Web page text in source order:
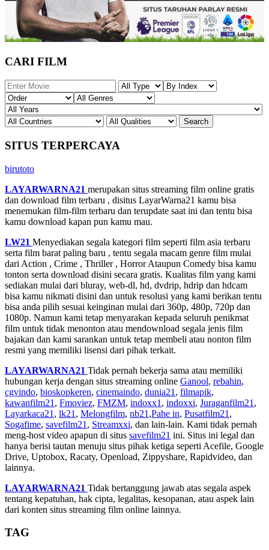
CARI FILM
SITUS TERPERCAYA
birutoto
LAYARWARNA21 merupakan situs streaming film online gratis
dan download film terbaru , disitus LayarWarna21 kamu bisa
menemukan film-film terbaru dan terupdate saat ini dan tentu bisa
kamu download kapan pun kamu mau.
LW21 Menyediakan segala kategori film seperti film asia terbaru
serta film barat paling baru , tentu segala macam genre film mulai
dari Action , Crime , Thriller , Horror Ataupun Comedy bisa kamu
tonton serta download disini secara gratis. Kualitas film yang kami
sediakan mulai dari bluray, web-dl, hd, dvdrip, hdrip dan hdcam
bisa kamu nikmati disini dan untuk resolusi yang kami berikan tentu
bisa anda pilih sesuai keinginan mulai dari 360p, 480p, 720p dan
1080p. Namun kami tetap menyarakan kepada seluruh penikmat
film untuk tidak menonton atau mendownload segala jenis film
bajakan dan kami sarankan untuk tetap membeli atau nonton film
resmi yang memiliki lisensi dari pihak terkait.
LAYARWARNA21 Tidak pernah bekerja sama atau memiliki
hubungan kerja dengan situs streaming online Ganool, rebahin,
cgvindo, bioskopkeren, cinemaindo, dunia21 , filmapik,
kawanfilm21 , Fmoviez, FMZM, indoxx1 , indoxxi, Juraganfilm21 ,
Layarkaca21 , lk21 , Melongfilm, nb21 ,Pahe in, Pusatfilm21 ,
Sogafime, savefilm21 , Streamxxi, dan lain-lain. Kami tidak pernah
meng-host video apapun di situs savefilm21 ini. Situs ini legal dan
hanya berisi tautan menuju situs pihak ketiga seperti Acefile, Google
Drive, Uptobox, Racaty, Openload, Zippyshare, Rapidvideo, dan
lainnya.
LAYARWARNA21 Tidak bertanggung jawab atas segala aspek
tentang kepatuhan, hak cipta, legalitas, kesopanan, atau aspek lain
dari konten situs streaming film online lainnya.
TAG